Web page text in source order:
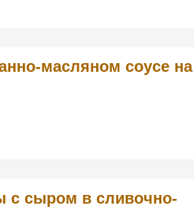
масляном соусе на
с сыром в сливочно-